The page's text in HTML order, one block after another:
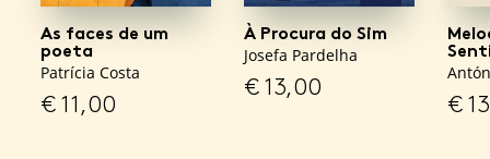
As faces de um
poeta
Patrícia Costa
€11,00
À Procura do Sim
Josefa Pardelha
€13,00
€